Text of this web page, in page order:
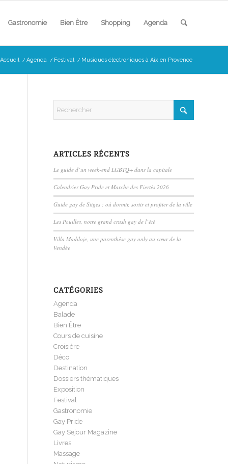
Gastronomie Bien Être Shopping Agenda
Accueil / Agenda / Festival / Musiques électroniques à Aix en Provence
ARTICLES RÉCENTS
Le guide d’un week-end LGBTQ+ dans la capitale
Calendrier Gay Pride et Marche des Fiertés 2026
Guide gay de Sitges : où dormir, sortir et profiter de la ville
Les Pouilles, notre grand crush gay de l’été
Villa Madiloje, une parenthèse gay only au cœur de la
Vendée
CATÉGORIES
Agenda
Balade
Bien Être
Cours de cuisine
Croisière
Déco
Destination
Dossiers thématiques
Exposition
Festival
Gastronomie
Gay Pride
Gay Sejour Magazine
Livres
Massage